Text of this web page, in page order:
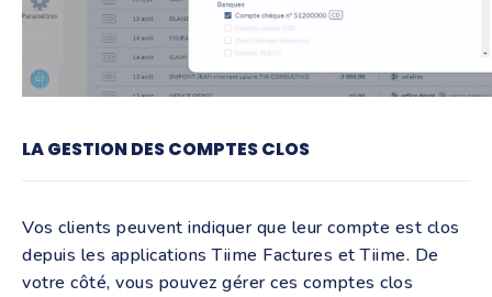
LA GESTION DES COMPTES CLOS
Vos clients peuvent indiquer que leur compte est clos
depuis les applications Tiime Factures et Tiime. De
votre côté, vous pouvez gérer ces comptes clos